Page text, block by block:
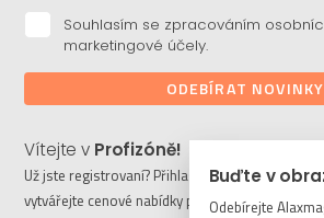
Buďte v
Odebírejte
Souhlasím se zpracováním
marketingové účely.
ODEBÍRAT NOVINKY
Vítejte v Profizóně!
Už jste registrovaní? Přihlaste se a stahujte
vytvářejte cenové nabídky pro vaše klienty.